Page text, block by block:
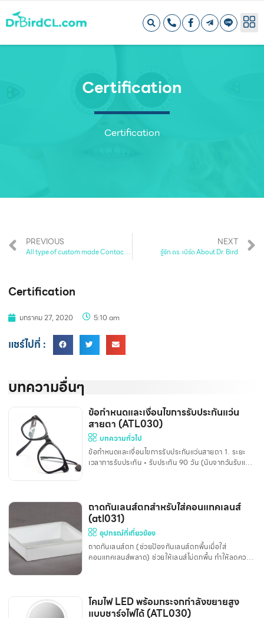
Certification
Certification
PREVIOUS
All type of custom made Contact Lens
NEXT
รู้จัก ดร. เบิร์ด About Dr. Bird
Certification
มกราคม 27, 2020 5:10 am
แชร์ไปที่ :
บทความอื่นๆ
ข้อกำหนดและเงื่อนไขการรับประกันแว่น
สายตา (ATL030)
บทความทั่วไป
ข้อกำหนดและเงื่อนไขการรับประกันแว่นสายตา 1. ระยะ
เวลาการรับประกัน • รับประกัน 90 วัน (นับจากวันรับแว่น
วิธี 2. ความคุ้มครองในการรับประกัน • กรอบแว่น: การรับ
ประกันขึ้นอยู่กับเงื่อนไขของบริษัทผู้ผลิตกรอบแว่น •
เลนส์: รับประกันคุณภาพเลนส์ เช่น การเคลือบลอกภายใน
ระยะเวลาที่กำหนด หรือ ความผิดพลาดในการตัดเลนส์ที่ไม่
ตรงตามค่าสายตา • การประกอบแว่น: รับปร
ถาดกันเลนส์ตกสำหรับใส่คอนแทคเลนส์
(atl031)
อุปกรณ์ที่เกี่ยวข้อง
ถาดกันเลนส์ตก (ช่วยป้องกันเลนส์ตกพื้นเมื่อใส่
คอนแทคเลนส์พลาด) ช่วยให้เลนส์ไม่ตกพื้น ทำให้ลดความ
พลาด ติดต่อเพิ่มเติมได้ที่ Line : @drbirdcl
โคมไฟ LED พร้อมกระจกกำลังขยายสูง
แบบชาร์จไฟได้ (ATL030)